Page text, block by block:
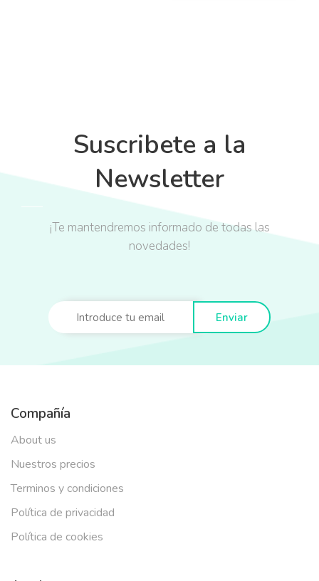
Suscribete a la
Newsletter
¡Te mantendremos informado de todas las
novedades!
Enviar
Compañía
About us
Nuestros precios
Terminos y condiciones
Política de privacidad
Política de cookies